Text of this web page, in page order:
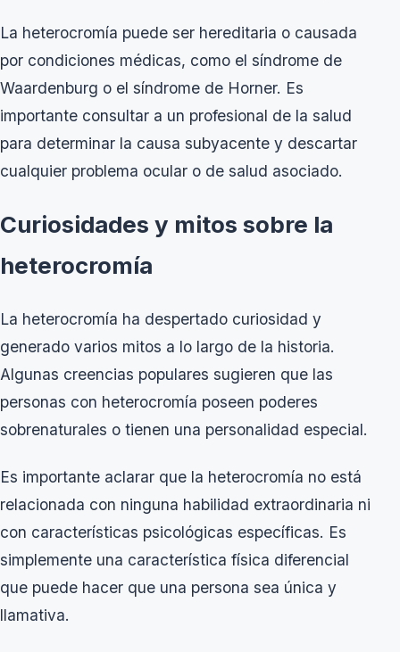
La heterocromía puede ser hereditaria o causada
por condiciones médicas, como el síndrome de
Waardenburg o el síndrome de Horner. Es
importante consultar a un profesional de la salud
para determinar la causa subyacente y descartar
cualquier problema ocular o de salud asociado.
Curiosidades y mitos sobre la
heterocromía
La heterocromía ha despertado curiosidad y
generado varios mitos a lo largo de la historia.
Algunas creencias populares sugieren que las
personas con heterocromía poseen poderes
sobrenaturales o tienen una personalidad especial.
Es importante aclarar que la heterocromía no está
relacionada con ninguna habilidad extraordinaria ni
con características psicológicas específicas. Es
simplemente una característica física diferencial
que puede hacer que una persona sea única y
llamativa.